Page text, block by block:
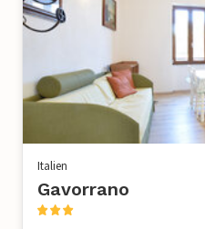
Italien
Gavorrano